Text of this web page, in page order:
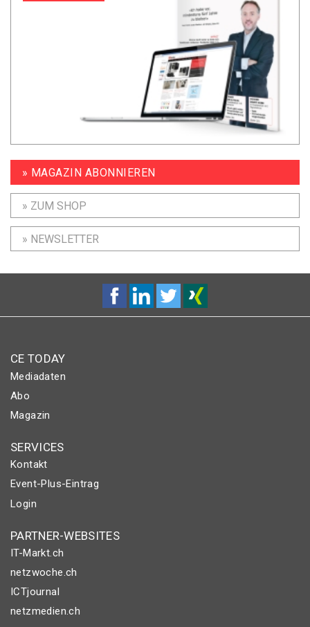
» MAGAZIN ABONNIEREN
» ZUM SHOP
» NEWSLETTER
CE TODAY
Mediadaten
Abo
Magazin
SERVICES
Kontakt
Event-Plus-Eintrag
Login
PARTNER-WEBSITES
IT-Markt.ch
netzwoche.ch
ICTjournal
netzmedien.ch